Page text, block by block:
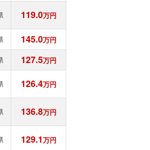
119.0万円
145.0万円
127.5万円
126.4万円
136.8万円
129.1万円